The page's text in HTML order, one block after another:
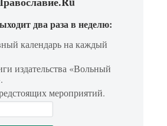
два раза в неделю:
календарь на каждый
издательства «Вольный
мероприятий.